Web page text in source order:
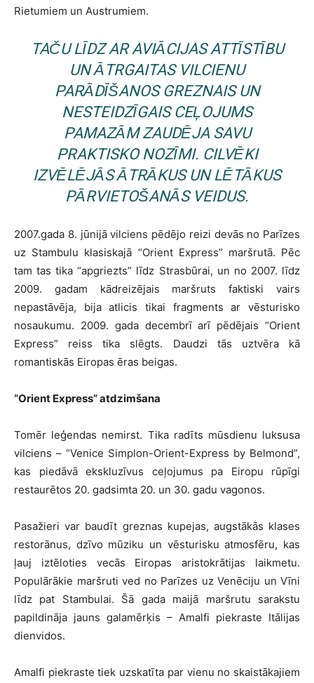
Rietumiem un Austrumiem.
TAČU LĪDZ AR AVIĀCIJAS ATTĪSTĪBU
UN ĀTRGAITAS VILCIENU
PARĀDĪŠANOS GREZNAIS UN
NESTEIDZĪGAIS CEĻOJUMS
PAMAZĀM ZAUDĒJA SAVU
PRAKTISKO NOZĪMI. CILVĒKI
IZVĒLĒJĀS ĀTRĀKUS UN LĒTĀKUS
PĀRVIETOŠANĀS VEIDUS.
2007.gada 8. jūnijā vilciens pēdējo reizi devās no Parīzes
uz Stambulu klasiskajā “Orient Express” maršrutā. Pēc
tam tas tika “apgriezts” līdz Strasbūrai, un no 2007. līdz
2009. gadam kādreizējais maršruts faktiski vairs
nepastāvēja, bija atlicis tikai fragments ar vēsturisko
nosaukumu. 2009. gada decembrī arī pēdējais “Orient
Express” reiss tika slēgts. Daudzi tās uztvēra kā
romantiskās Eiropas ēras beigas.
“Orient Express” atdzimšana
Tomēr leģendas nemirst. Tika radīts mūsdienu luksusa
vilciens – “Venice Simplon-Orient-Express by Belmond”,
kas piedāvā ekskluzīvus ceļojumus pa Eiropu rūpīgi
restaurētos 20. gadsimta 20. un 30. gadu vagonos.
Pasažieri var baudīt greznas kupejas, augstākās klases
restorānus, dzīvo mūziku un vēsturisku atmosfēru, kas
ļauj iztēloties vecās Eiropas aristokrātijas laikmetu.
Populārākie maršruti ved no Parīzes uz Venēciju un Vīni
līdz pat Stambulai. Šā gada maijā maršrutu sarakstu
papildināja jauns galamērķis – Amalfi piekraste Itālijas
dienvidos.
Amalfi piekraste tiek uzskatīta par vienu no skaistākajiem